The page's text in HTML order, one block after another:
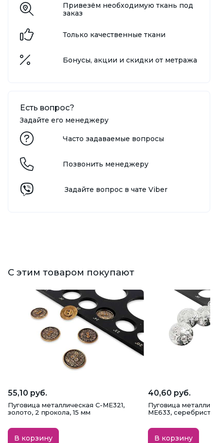
Привезём необходимую ткань под
заказ
Только качественные ткани
Бонусы, акции и скидки от метража
Есть вопрос?
Задайте его менеджеру
Часто задаваемые вопросы
Позвонить менеджеру
Задайте вопрос в чате Viber
С этим товаром покупают
55,10 руб.
Пуговица металлическая C-ME321,
золото, 2 прокола, 15 мм
В корзину
40,60 руб.
Пуговица
ME633,
В корзину